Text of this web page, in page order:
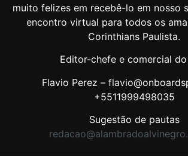
muito felizes em recebê-lo em nosso
encontro virtual para todos os
Corinthians Paulista.
Editor-chefe e comercial
Flavio Perez –
+5511999498035
Sugestão de pautas